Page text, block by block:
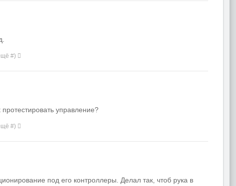
#)
управление?
#)
под его контроллеры. Делал так, чтоб рука в